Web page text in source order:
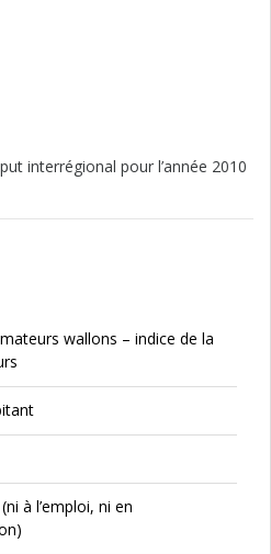
interrégional pour l’année 2010
wallons – indice de la
à l’emploi, ni en